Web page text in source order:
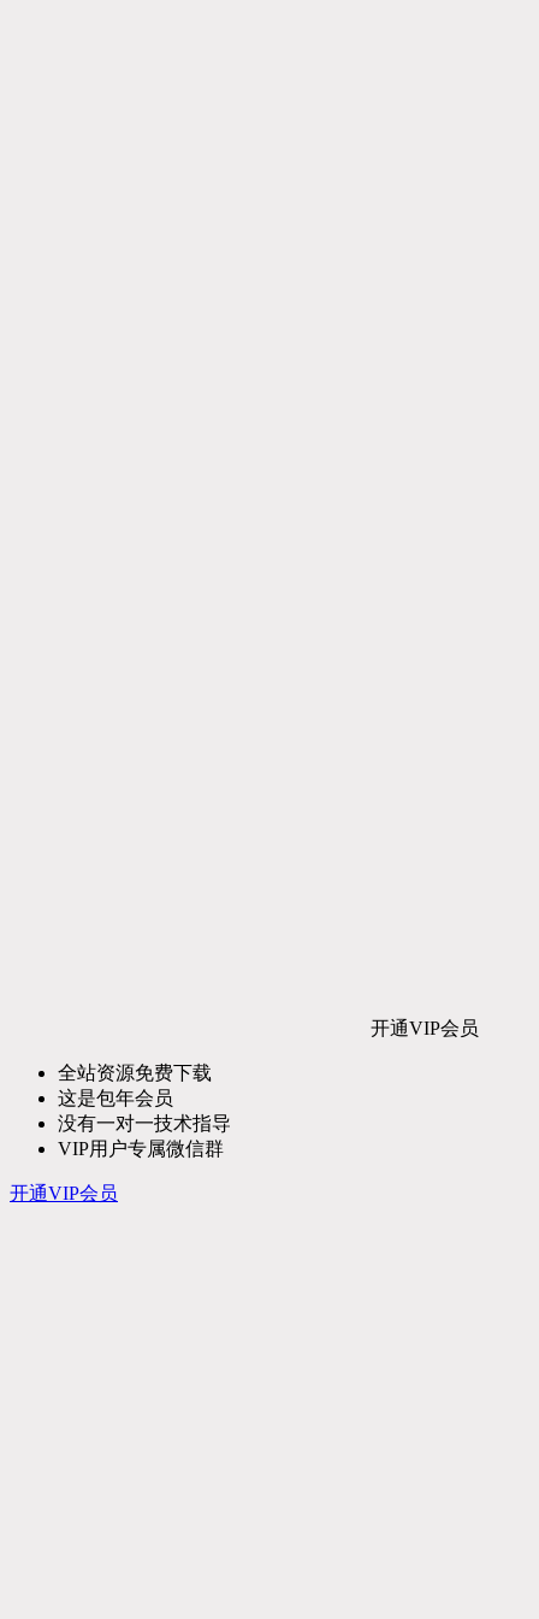
开通VIP会员
全站资源免费下载
这是包年会员
没有一对一技术指导
VIP用户专属微信群
开通VIP会员